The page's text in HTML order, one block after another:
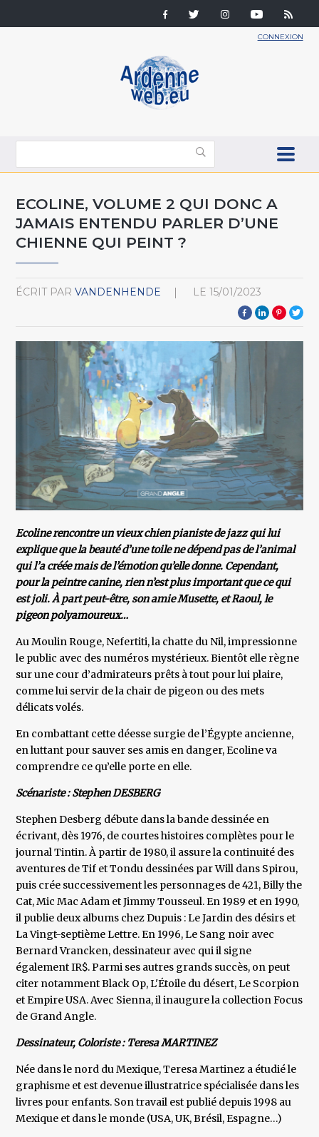
CONNEXION
ECOLINE, VOLUME 2 QUI DONC A
JAMAIS ENTENDU PARLER D’UNE
CHIENNE QUI PEINT ?
ÉCRIT PAR VANDENHENDE LE 15/01/2023
Ecoline rencontre un vieux chien pianiste de jazz qui lui
explique que la beauté d’une toile ne dépend pas de l’animal
qui l’a créée mais de l’émotion qu’elle donne. Cependant,
pour la peintre canine, rien n’est plus important que ce qui
est joli. À part peut-être, son amie Musette, et Raoul, le
pigeon polyamoureux…
Au Moulin Rouge, Nefertiti, la chatte du Nil, impressionne
le public avec des numéros mystérieux. Bientôt elle règne
sur une cour d’admirateurs prêts à tout pour lui plaire,
comme lui servir de la chair de pigeon ou des mets
délicats volés.
En combattant cette déesse surgie de l’Égypte ancienne,
en luttant pour sauver ses amis en danger, Ecoline va
comprendre ce qu’elle porte en elle.
Scénariste : Stephen DESBERG
Stephen Desberg débute dans la bande dessinée en
écrivant, dès 1976, de courtes histoires complètes pour le
journal Tintin. À partir de 1980, il assure la continuité des
aventures de Tif et Tondu dessinées par Will dans Spirou,
puis crée successivement les personnages de 421, Billy the
Cat, Mic Mac Adam et Jimmy Tousseul. En 1989 et en 1990,
il publie deux albums chez Dupuis : Le Jardin des désirs et
La Vingt-septième Lettre. En 1996, Le Sang noir avec
Bernard Vrancken, dessinateur avec qui il signe
également IR$. Parmi ses autres grands succès, on peut
citer notamment Black Op, L'Étoile du désert, Le Scorpion
et Empire USA. Avec Sienna, il inaugure la collection Focus
de Grand Angle.
Dessinateur, Coloriste : Teresa MARTINEZ
Née dans le nord du Mexique, Teresa Martinez a étudié le
graphisme et est devenue illustratrice spécialisée dans les
livres pour enfants. Son travail est publié depuis 1998 au
Mexique et dans le monde (USA, UK, Brésil, Espagne…)